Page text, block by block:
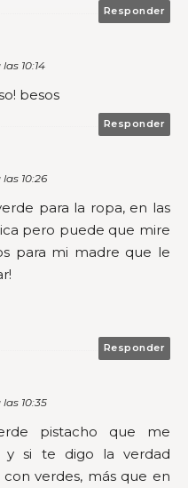
Responder
10:14
besos
Responder
las 10:26
para la ropa, en las
pero puede que mire
para mi madre que le
Responder
las 10:35
pistacho que me
y si te digo la verdad
verdes, más que en